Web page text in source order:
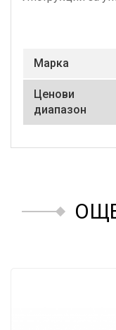
Маркa
Ценови
диапазон